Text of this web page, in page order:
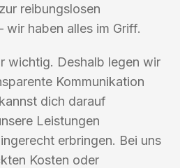
reibungslosen
haben alles im Griff.
wichtig. Deshalb legen wir
Kommunikation
dich darauf
Leistungen
erbringen. Bei uns
Kosten oder